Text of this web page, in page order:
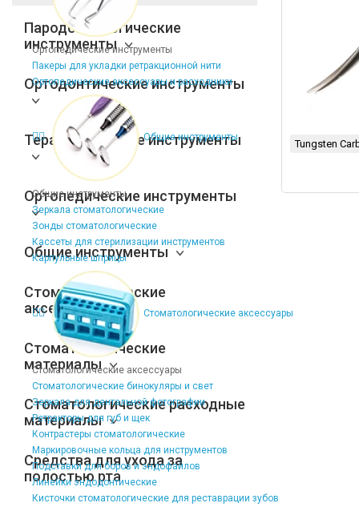
Ортопедические инструменты
Пакеры для укладки ретракционной нити
Ортопедические аксессуары и расходники
Общие инструменты
Общие инструменты
Зеркала стоматологические
Зонды стоматологические
Кассеты для стерилизации инструментов
Карпульные шприцы
Стоматологические аксессуары
Стоматологические аксессуары
Стоматологические бинокуляры и свет
Зеркала для дентальной фотографии
Ретракторы для губ и щек
Контрастеры стоматологические
Маркировочные кольца для инструментов
Подставки для боров и эндофайлов
Линейки эндодонтические
Кисточки стоматологические для реставрации зубов
Пародонтологические
инструменты
Ортодонтические инструменты
Терапевтические инструменты
Ортопедические инструменты
Общие инструменты
Стоматологические
аксессуары
Стоматологические
материалы
Стоматологические расходные
материалы
Средства для ухода за
полостью рта
Tungsten